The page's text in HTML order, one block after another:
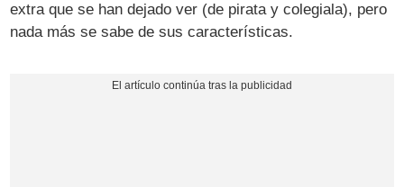
extra que se han dejado ver (de pirata y colegiala), pero
nada más se sabe de sus características.